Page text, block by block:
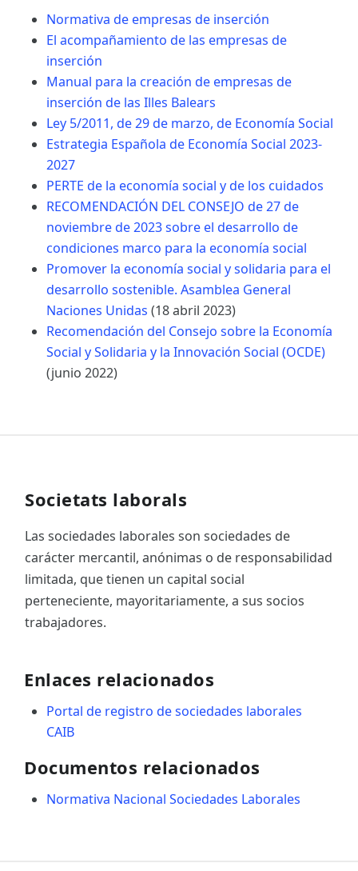
Normativa de empresas de inserción
El acompañamiento de las empresas de
inserción
Manual para la creación de empresas de
inserción de las Illes Balears
Ley 5/2011, de 29 de marzo, de Economía Social
Estrategia Española de Economía Social 2023-
2027
PERTE de la economía social y de los cuidados
RECOMENDACIÓN DEL CONSEJO de 27 de
noviembre de 2023 sobre el desarrollo de
condiciones marco para la economía social
Promover la economía social y solidaria para el
desarrollo sostenible. Asamblea General
Naciones Unidas (18 abril 2023)
Recomendación del Consejo sobre la Economía
Social y Solidaria y la Innovación Social (OCDE)
(junio 2022)
Societats laborals
Las sociedades laborales son sociedades de
carácter mercantil, anónimas o de responsabilidad
limitada, que tienen un capital social
perteneciente, mayoritariamente, a sus socios
trabajadores.
Enlaces relacionados
Portal de registro de sociedades laborales
CAIB
Documentos relacionados
Normativa Nacional Sociedades Laborales